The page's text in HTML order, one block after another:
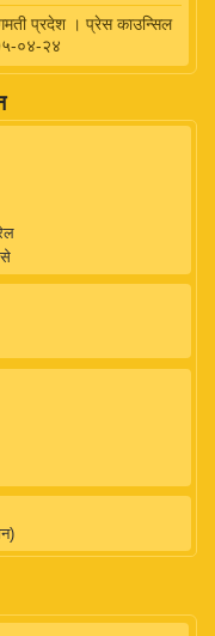
प्रदेश । प्रेस काउन्सिल
०४-२४